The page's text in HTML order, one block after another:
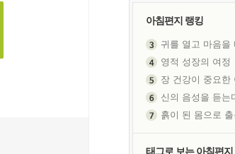
아침편지 랭킹
영적 성장의 여정
장 건강이 중요한
신의 음성을 듣는
태그로 보는 아침편지